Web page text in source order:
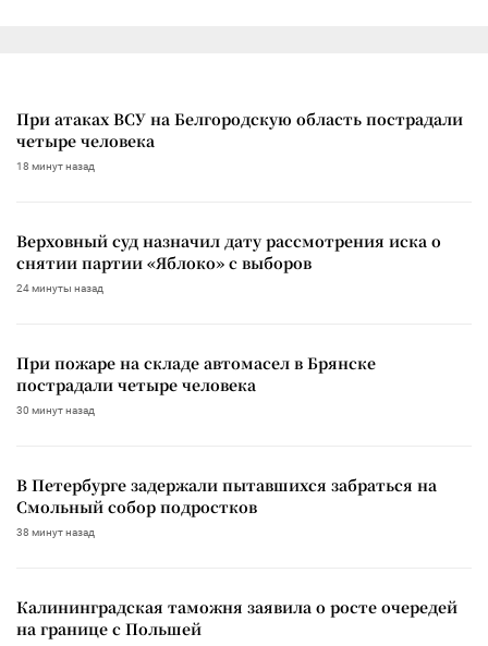
При атаках ВСУ на Белгородскую область пострадали
четыре человека
18 минут назад
Верховный суд назначил дату рассмотрения иска о
снятии партии «Яблоко» с выборов
24 минуты назад
При пожаре на складе автомасел в Брянске
пострадали четыре человека
30 минут назад
В Петербурге задержали пытавшихся забраться на
Смольный собор подростков
38 минут назад
Калининградская таможня заявила о росте очередей
на границе с Польшей